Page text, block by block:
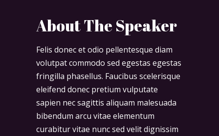
About The Speaker
Felis donec et odio pellentesque diam
volutpat commodo sed egestas egestas
fringilla phasellus. Faucibus scelerisque
eleifend donec pretium vulputate
sapien nec sagittis aliquam malesuada
bibendum arcu vitae elementum
curabitur vitae nunc sed velit dignissim